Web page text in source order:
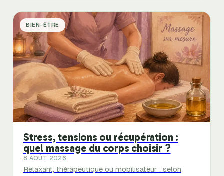
BIEN-ÊTRE
Stress, tensions ou récupération :
quel massage du corps choisir ?
8 AOÛT 2026
Relaxant, thérapeutique ou mobilisateur : selon